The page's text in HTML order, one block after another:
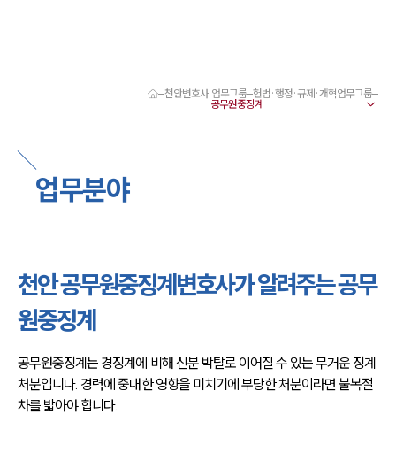
천안형사전문변호사
천안이혼전문변호사
천안학교폭력변호사
천안 분사무소 오시는 길
천안변호사상담 상담접수
채용정보
천안변호사 업무그룹 헌법·행정·규제·개혁업무그룹
업무분야
천안 공무원중징계변호사가 알려주는 공무
원중징계
공무원중징계는 경징계에 비해 신분 박탈로 이어질 수 있는 무거운 징계
처분입니다. 경력에 중대한 영향을 미치기에 부당한 처분이라면 불복절
차를 밟아야 합니다.